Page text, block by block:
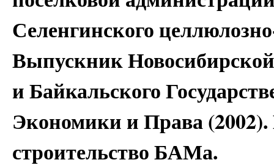
Селенгинского
Выпускник
и Байкальского
Экономики и Права
строительство БАМа.